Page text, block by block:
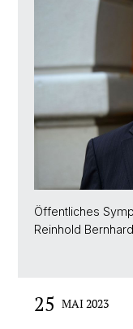
Öffentliches
Reinhold
25 MAI 2023